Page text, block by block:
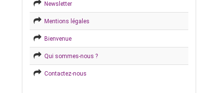
Newsletter
Mentions légales
Bienvenue
Qui sommes-nous ?
Contactez-nous